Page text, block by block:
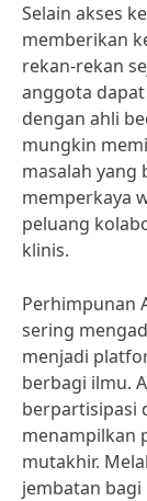
Selain akses
memberikan
rekan-rekan
anggota
dengan ahli
mungkin
masalah yang
memperkaya
peluang
klinis.
Perhimpunan
sering
menjadi
berbagi ilmu.
berpartisipasi
menampilkan
mutakhir.
jembatan